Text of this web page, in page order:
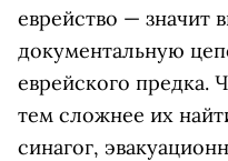
еврейство — значит
документальную
еврейского предка.
тем сложнее их
синагог,